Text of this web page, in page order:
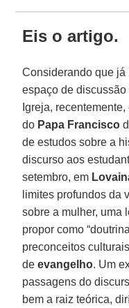
Eis o artigo.
Considerando que já
espaço de
Igreja,
do Papa Francisco
de estudos sobre a
discurso aos
setembro, em
limites profundos da
sobre a mulher, uma
propor como
preconceitos
deevangelho. Um
passagens do
bem a raiz teórica,